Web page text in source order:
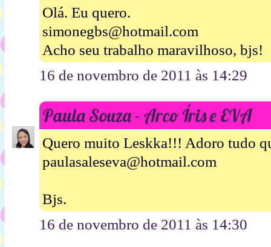
Olá. Eu quero.
simonegbs@hotmail.com
Acho seu trabalho maravilhoso, bjs!
16 de novembro de 2011 às 14:29
Paula Souza - Arco Íris e EVA
Quero muito Leskka!!! Adoro tudo
paulasaleseva@hotmail.com
Bjs.
16 de novembro de 2011 às 14:30